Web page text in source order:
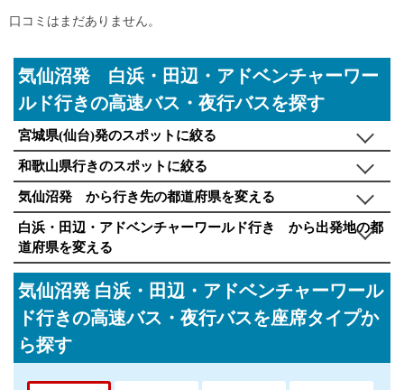
口コミはまだありません。
気仙沼発 白浜・田辺・アドベンチャーワー
ルド行きの高速バス・夜行バスを探す
宮城県(仙台)発のスポットに絞る
和歌山県行きのスポットに絞る
気仙沼発 から行き先の都道府県を変える
白浜・田辺・アドベンチャーワールド行き から出発地の都
道府県を変える
気仙沼発 白浜・田辺・アドベンチャーワール
ド行きの高速バス・夜行バスを座席タイプか
ら探す